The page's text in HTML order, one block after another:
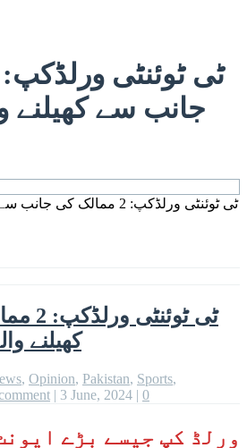
ٹی ٹوئنٹی ورلڈکپ: 2 ممالک کی
ٹی
کھیلنے والے 5 کھلاڑی
, Opinion, Pakistan, Sports,
| 3 June, 2024 | 0